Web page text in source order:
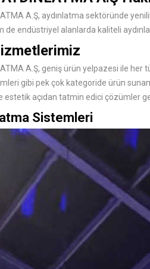
A.Ş, aydınlatma sektöründe
de endüstriyel alanlarda kaliteli
A.Ş, geniş ürün yelpazesi ile her
gibi pek çok kategoride ürün
estetik açıdan tatmin edici çözümler
Sistemleri